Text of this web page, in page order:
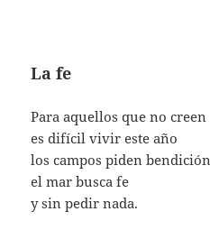
La fe
Para aquellos que no creen
es difícil vivir este año
los campos piden bendición
el mar busca fe
y sin pedir nada.